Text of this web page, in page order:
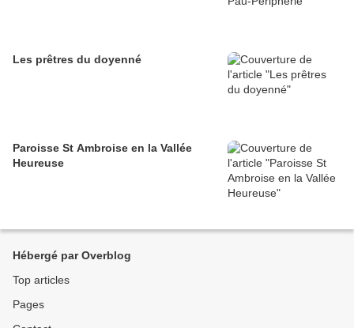
Les prêtres du doyenné
Paroisse St Ambroise en la Vallée
Heureuse
Hébergé par Overblog
Top articles
Pages